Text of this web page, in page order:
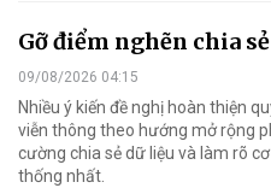
Gỡ điểm nghẽn chia
09/08/2026 04:15
Nhiều ý kiến đề nghị hoàn thiện
viễn thông theo hướng mở rộng
cường chia sẻ dữ liệu và làm rõ
thống nhất.